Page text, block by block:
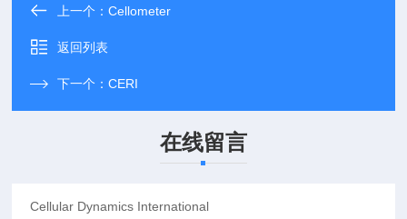
上一个：Cellometer
返回列表
下一个：CERI
在线留言